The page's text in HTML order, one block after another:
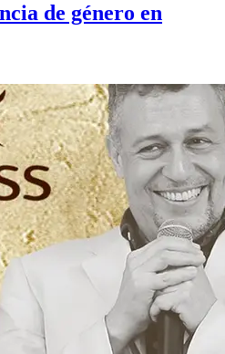
de género en